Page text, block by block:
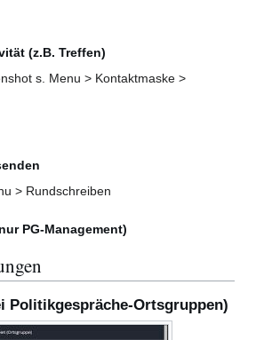
(z.B. Treffen)
s. Menu > Kontaktmaske >
> Rundschreiben
PG-Management)
Politikgespräche-Ortsgruppen)